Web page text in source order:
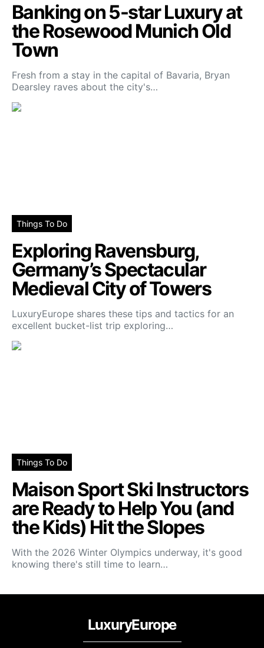
Banking on 5-star Luxury at
the Rosewood Munich Old
Town
Fresh from a stay in the capital of Bavaria, Bryan
Dearsley raves about the city's…
Things To Do
Exploring Ravensburg,
Germany’s Spectacular
Medieval City of Towers
LuxuryEurope shares these tips and tactics for an
excellent bucket-list trip exploring…
Things To Do
Maison Sport Ski Instructors
are Ready to Help You (and
the Kids) Hit the Slopes
With the 2026 Winter Olympics underway, it's good
knowing there's still time to learn…
LuxuryEurope